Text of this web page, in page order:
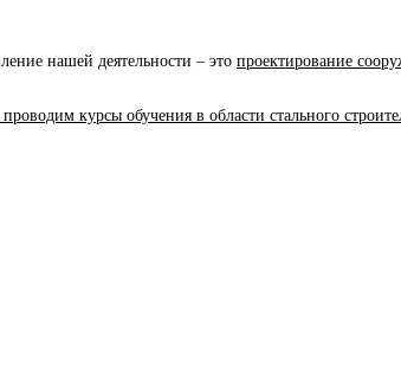
нашей деятельности – это проектирование
курсы обучения в области стального